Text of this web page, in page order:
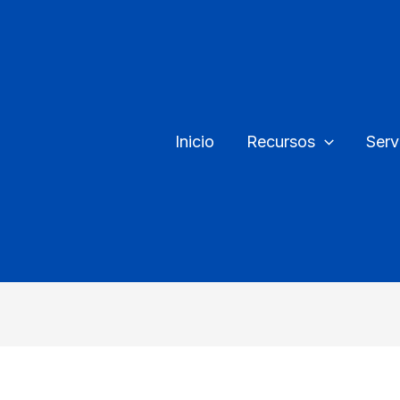
Inicio Recursos